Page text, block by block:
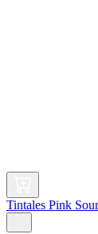
Tintales Pink